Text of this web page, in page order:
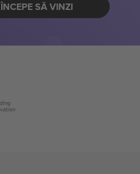
ÎNCEPE SĂ VINZI